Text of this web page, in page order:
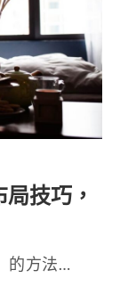
技巧，
的方法…